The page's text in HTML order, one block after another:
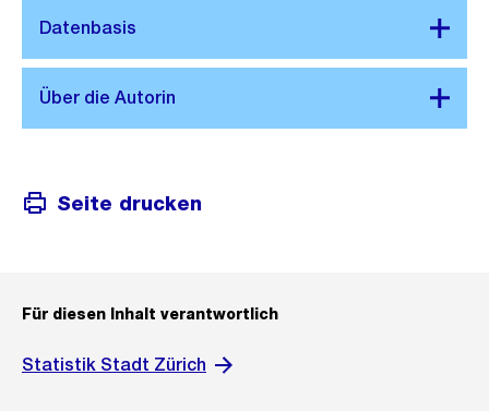
Seite drucken
Für diesen Inhalt verantwortlich
Statistik Stadt Zürich